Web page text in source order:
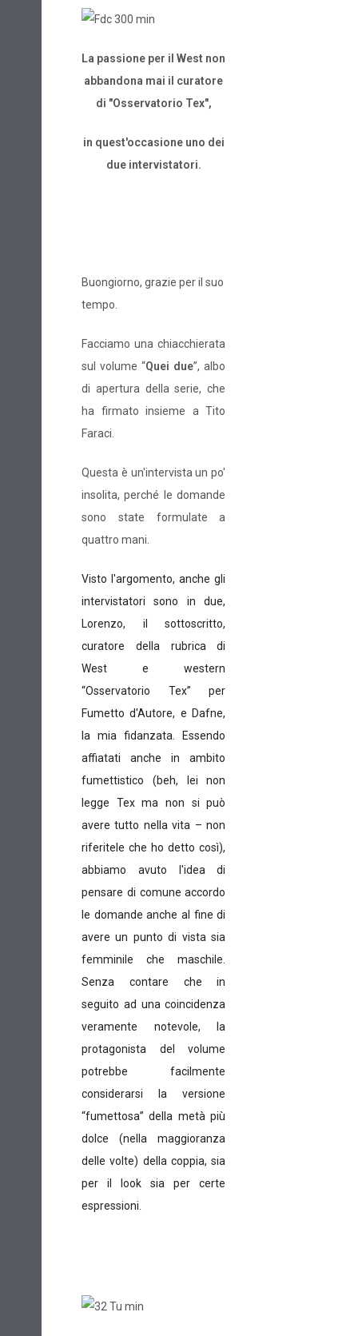
La passione per il West non
abbandona mai il curatore
di "Osservatorio Tex",
in quest'occasione uno dei
due intervistatori.
Buongiorno, grazie per il suo
tempo.
Facciamo una chiacchierata
sul volume “Quei due”, albo
di apertura della serie, che
ha firmato insieme a Tito
Faraci.
Questa è un'intervista un po'
insolita, perché le domande
sono state formulate a
quattro mani.
Visto l'argomento, anche gli
intervistatori sono in due,
Lorenzo, il sottoscritto,
curatore della rubrica di
West e western
“Osservatorio Tex” per
Fumetto d'Autore, e Dafne,
la mia fidanzata. Essendo
affiatati anche in ambito
fumettistico (beh, lei non
legge Tex ma non si può
avere tutto nella vita – non
riferitele che ho detto così),
abbiamo avuto l'idea di
pensare di comune accordo
le domande anche al fine di
avere un punto di vista sia
femminile che maschile.
Senza contare che in
seguito ad una coincidenza
veramente notevole, la
protagonista del volume
potrebbe facilmente
considerarsi la versione
“fumettosa” della metà più
dolce (nella maggioranza
delle volte) della coppia, sia
per il look sia per certe
espressioni.